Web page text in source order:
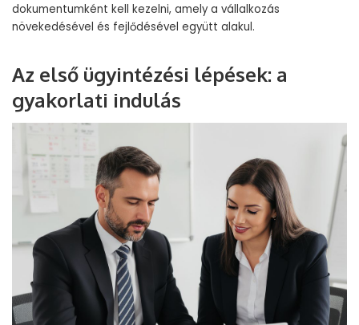
dokumentumként kell kezelni, amely a vállalkozás
növekedésével és fejlődésével együtt alakul.
Az első ügyintézési lépések: a
gyakorlati indulás